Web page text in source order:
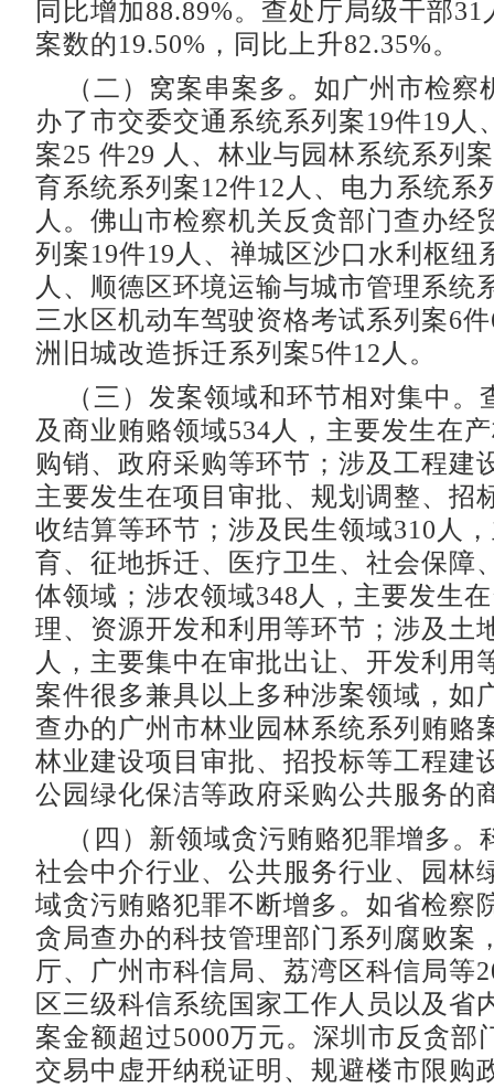
同比增加88.89%。查处厅局级干部
案数的19.50%，同比上升82.35%。
（二）窝案串案多。如广州市检察
办了市交委交通系统系列案19件19人
案25 件29 人、林业与园林系统系列
育系统系列案12件12人、电力系统系
人。佛山市检察机关反贪部门查办经
列案19件19人、禅城区沙口水利枢纽
人、顺德区环境运输与城市管理系统
三水区机动车驾驶资格考试系列案6
洲旧城改造拆迁系列案5件12人。
（三）发案领域和环节相对集中。
及商业贿赂领域534人，主要发生在
购销、政府采购等环节；涉及工程建
主要发生在项目审批、规划调整、招
收结算等环节；涉及民生领域310人
育、征地拆迁、医疗卫生、社会保障
体领域；涉农领域348人，主要发生
理、资源开发和利用等环节；涉及土
人，主要集中在审批出让、开发利用
案件很多兼具以上多种涉案领域，如
查办的广州市林业园林系统系列贿赂
林业建设项目审批、招投标等工程建
公园绿化保洁等政府采购公共服务的
（四）新领域贪污贿赂犯罪增多。
社会中介行业、公共服务行业、园林
域贪污贿赂犯罪不断增多。如省检察
贪局查办的科技管理部门系列腐败案
厅、广州市科信局、荔湾区科信局等
区三级科信系统国家工作人员以及省
案金额超过5000万元。深圳市反贪部
交易中虚开纳税证明、规避楼市限购